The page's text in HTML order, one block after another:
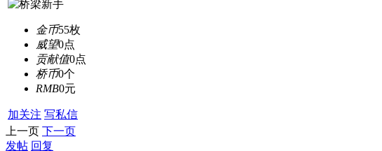
金币55枚
威望0点
贡献值0点
桥币0个
RMB0元
加关注 写私信
上一页 下一页
发帖 回复